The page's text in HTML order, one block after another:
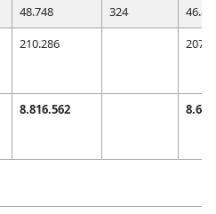
48.748 324
210.286
8.816.562